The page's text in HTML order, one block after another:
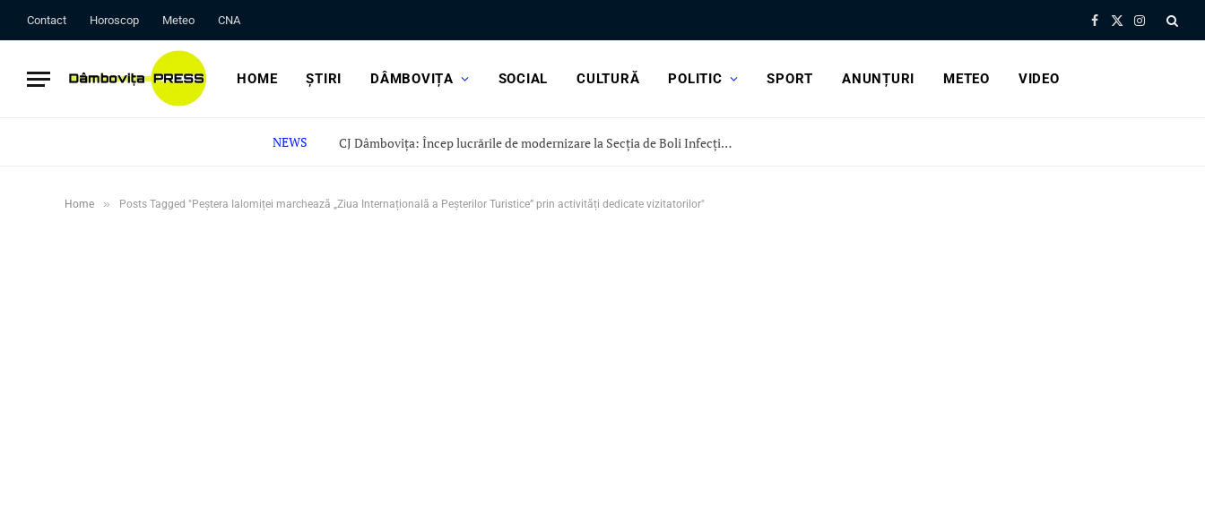
Contact Horoscop Meteo CNA Facebook
X
Instagram
HOME ȘTIRI DÂMBOVIȚA SOCIAL CULTURĂ POLITIC SPORT ANUNȚURI METEO VIDEO
NEWS CJ Dâmbovița: Încep lucrările de modernizare la Secția de Boli Infecțioase a Spitalului Județean Târgoviște
Home » Posts Tagged "Peștera Ialomiței marchează „Ziua Internațională a Peșterilor Turistice” prin activități dedicate vizitatorilor"